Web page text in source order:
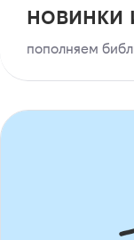
новинки
пополняем